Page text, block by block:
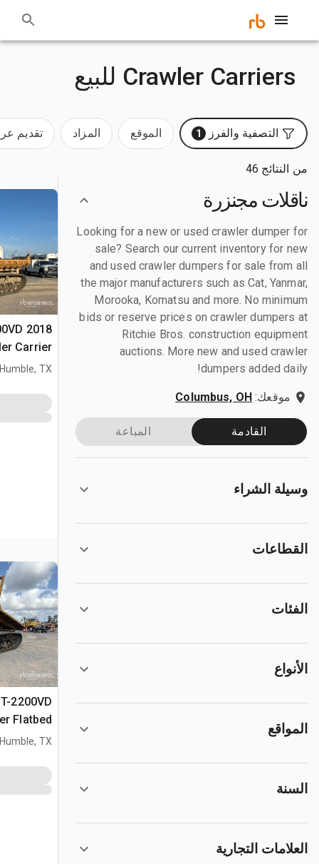
Crawler Carriers للبيع
التصفية والفرز 1 الموقع المزاد تقديم
من النتائج 46
ناقلات مجنزرة
Looking for a new or used crawler dumper for
sale? Search our current inventory for new
and used crawler dumpers for sale from all
the major manufacturers such as Cat, Yanmar,
Morooka, Komatsu and more. No minimum
bids or reserve prices on crawler dumpers at
Ritchie Bros. construction equipment
auctions. More new and used crawler
dumpers added daily!
موقعك: Columbus, OH
القادمة المباعة
وسيلة الشراء
القطاعات
الفئات
الأنواع
المواقع
السنة
العلامات التجارية
Carrier
TX
2200VD
Flatbed
Dump
TX